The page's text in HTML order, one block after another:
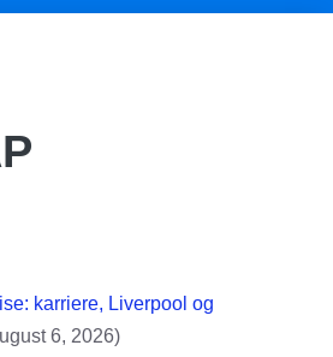
karriere, Liverpool og
6, 2026)